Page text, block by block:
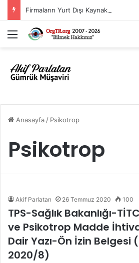
Menü
Anasayfa/ Psikotrop
Psikotrop
Akif Parlatan 26 Temmuz 2020 100
TPS-Sağlık Bakanlığı-
ve Psikotrop Madde
Dair Yazı-Ön İzin Belgesi
2020/8)